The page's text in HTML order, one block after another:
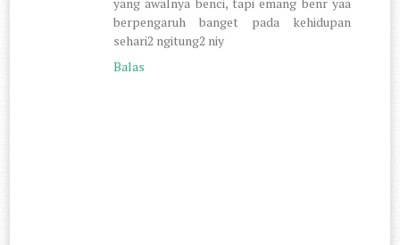
berpengaruh banget pada kehidupan
sehari2 ngitung2 niy
Balas